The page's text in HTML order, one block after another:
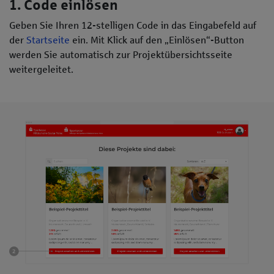
1. Code einlösen
Geben Sie Ihren 12-stelligen Code in das Eingabefeld auf
der Startseite ein. Mit Klick auf den „Einlösen“-Button
werden Sie automatisch zur Projektübersichtsseite
weitergeleitet.